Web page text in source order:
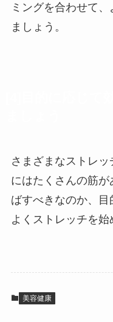
ミングを合わせて
ましょう。
さまざまなストレ
にはたくさんの筋
ばすべきなのか、
よくストレッチを始
美容健康